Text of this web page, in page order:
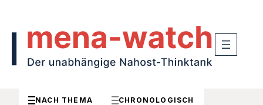
NACH THEMA CHRONOLOGISCH